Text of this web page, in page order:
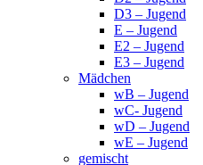
D3 – Jugend
E – Jugend
E2 – Jugend
E3 – Jugend
Mädchen
wB – Jugend
wC- Jugend
wD – Jugend
wE – Jugend
gemischt